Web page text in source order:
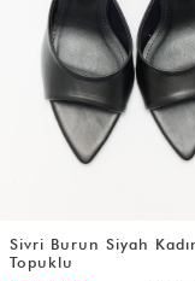
Sivri Burun Siyah
Topuklu